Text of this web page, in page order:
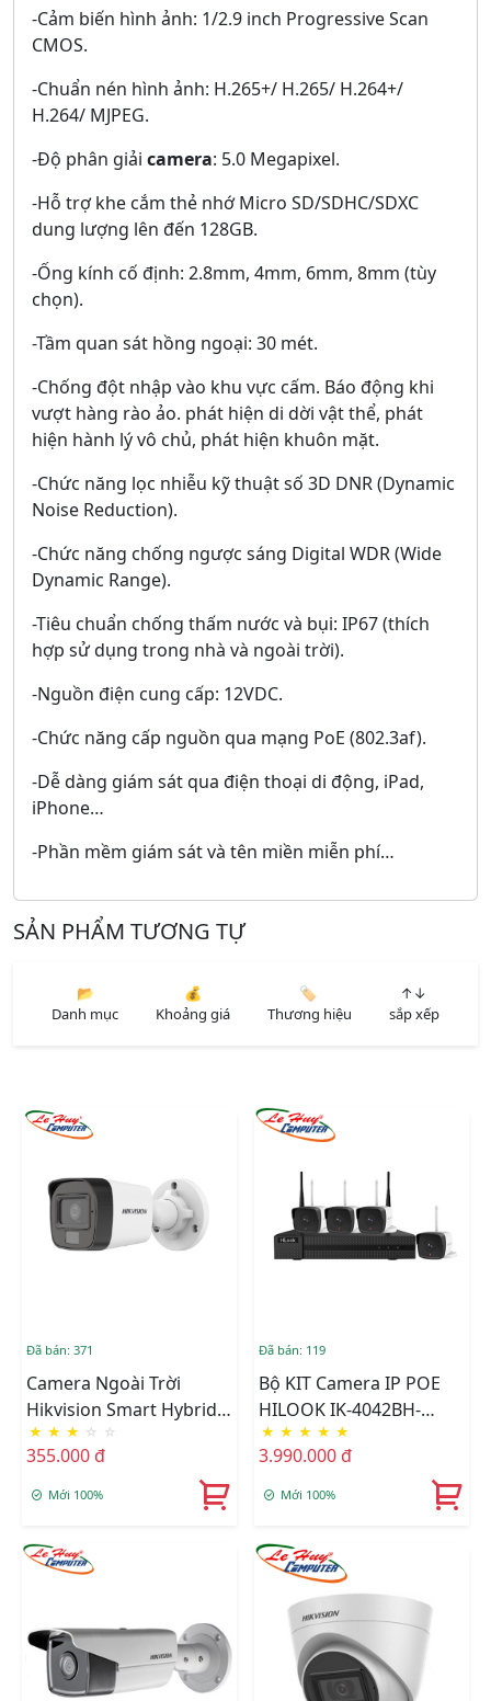
-Cảm biến hình ảnh: 1/2.9 inch Progressive Scan
CMOS.
-Chuẩn nén hình ảnh: H.265+/ H.265/ H.264+/
H.264/ MJPEG.
-Độ phân giải camera: 5.0 Megapixel.
-Hỗ trợ khe cắm thẻ nhớ Micro SD/SDHC/SDXC
dung lượng lên đến 128GB.
-Ống kính cố định: 2.8mm, 4mm, 6mm, 8mm (tùy
chọn).
-Tầm quan sát hồng ngoại: 30 mét.
-Chống đột nhập vào khu vực cấm. Báo động khi
vượt hàng rào ảo. phát hiện di dời vật thể, phát
hiện hành lý vô chủ, phát hiện khuôn mặt.
-Chức năng lọc nhiễu kỹ thuật số 3D DNR (Dynamic
Noise Reduction).
-Chức năng chống ngược sáng Digital WDR (Wide
Dynamic Range).
-Tiêu chuẩn chống thấm nước và bụi: IP67 (thích
hợp sử dụng trong nhà và ngoài trời).
-Nguồn điện cung cấp: 12VDC.
-Chức năng cấp nguồn qua mạng PoE (802.3af).
-Dễ dàng giám sát qua điện thoại di động, iPad,
iPhone…
-Phần mềm giám sát và tên miền miễn phí…
SẢN PHẨM TƯƠNG TỰ
📂
Danh mục
💰
Khoảng giá
🏷️
Thương hiệu
↑↓
sắp xếp
Đã bán: 371
Camera Ngoài Trời
Hikvision Smart Hybrid
Light DS-2CE16D0T-
EXLPF
★ ★ ★ ☆ ☆
355.000 đ
Mới 100%
Đã bán: 119
Bộ KIT Camera IP POE
HILOOK IK-4042BH-
MH/P
★ ★ ★ ★ ★
3.990.000 đ
Mới 100%